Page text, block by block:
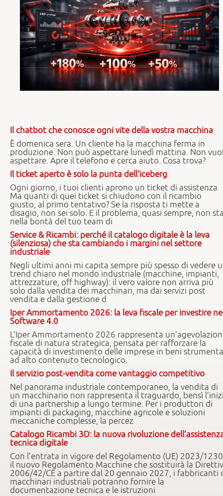
Il chatbot che conosce ogni vite della vostra macchina
È domenica sera. Un cliente ha la macchina ferma in
produzione. Non può aspettare lunedì mattina. Non
aspettare. Apre il telefono e cerca aiuto. Cosa trova?
Il ticket aperto è solo la punta dell'iceberg
Ogni giorno, i tuoi clienti aprono un ticket di assistenza.
Ma quanti di quei ticket si chiudono con il ricambio
giusto, al primo tentativo? Se la risposta ti mette a
disagio, non sei solo. E il problema, quasi sempre, non
nella bontà del tuo team di
Service & Ricambi: perché il catalogo digitale è la leva
(silenziosa) che sta cambiando i margini nel settore
industriale
Negli ultimi anni mi capita sempre più spesso di vedere
trend chiaro nel mondo industriale (macchine, impianti,
attrezzature, off highway): il vero valore non arriva più
solo dalla vendita dei macchinari, ma dai servizi post
vendita e dalla gestione d
Iper Ammortamento 2026: la leva fiscale per investire
Software 4.0
L’Iper Ammortamento 2026 rappresenta
fiscale di natura strategica, pensata per rafforzare la
capacità di investimento delle imprese in beni
ad alto contenuto tecnologico.
Il servizio post-vendita come vantaggio competitivo
Nel panorama industriale contemporaneo, la vendita di
un macchinario non rappresenta il traguardo, bensì
di una partnership a lungo termine. Per i produttori di
impianti di packaging, macchine agricole e soluzioni
meccaniche complesse, la percez
Catalogo Ricambi 3D: la nuova rivoluzione
tecnica digitale
Con l’entrata in vigore del Regolamento (UE) 2023/
il nuovo Regolamento Macchine che sostituirà la
2006/42/CE a partire dal 20 gennaio 2027, i fabbricanti
macchinari industriali potranno fornire la
documentazione tecnica e le istruzioni